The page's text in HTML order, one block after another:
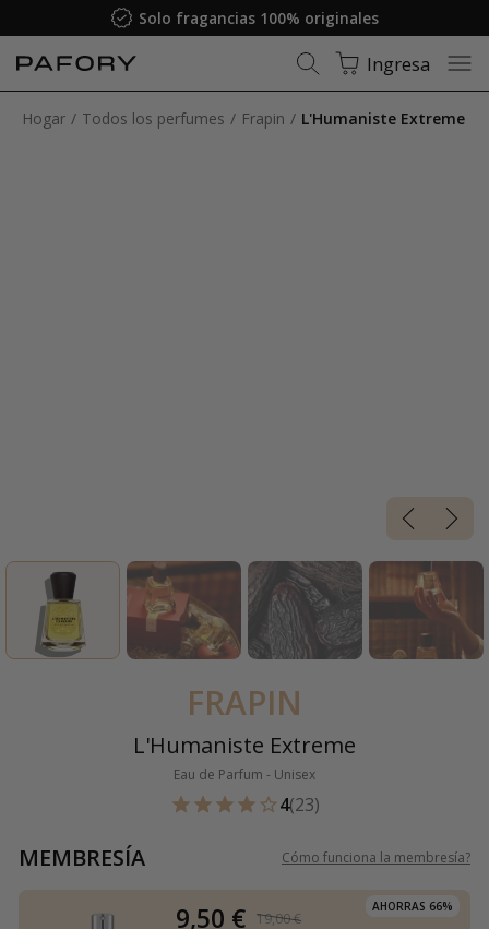
Solo fragancias 100% originales
Ingresa
Hogar Todos los perfumes Frapin L'Humaniste Extreme
FRAPIN
L'Humaniste Extreme
Eau de Parfum - Unisex
4(23)
MEMBRESÍA Cómo funciona la membresía?
AHORRAS 66%
9,50 € 19,00 €